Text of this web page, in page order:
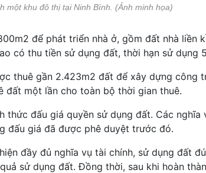
một khu đô thị tại Ninh Bình. (Ảnh minh họa)
để phát triển nhà ở, gồm đất nhà liền
có thu tiền sử dụng đất, thời hạn sử dụng
thuê gần 2.423m2 đất để xây dựng công
đất một lần cho toàn bộ thời gian thuê.
thức đấu giá quyền sử dụng đất. Các nghĩa
đấu giá đã được phê duyệt trước đó.
đầy đủ nghĩa vụ tài chính, sử dụng đất
sử dụng đất. Đồng thời, sau khi hoàn